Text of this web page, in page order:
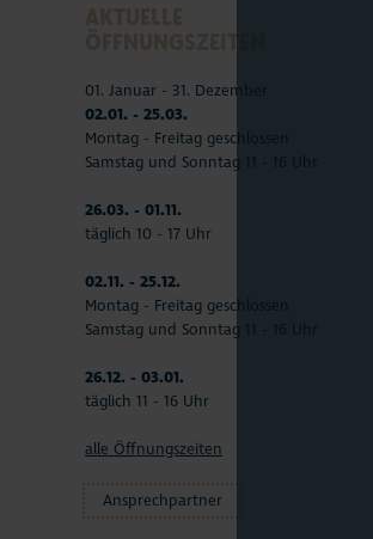
01. Januar - 31. Dezember
02.01. - 25.03.
Montag - Freitag geschlossen
Samstag und Sonntag 11 - 16 Uhr
26.03. - 01.11.
täglich 10 - 17 Uhr
02.11. - 25.12.
Montag - Freitag geschlossen
Samstag und Sonntag 11 - 16 Uhr
26.12. - 03.01.
täglich 11 - 16 Uhr
alle Öffnungszeiten
Ansprechpartner